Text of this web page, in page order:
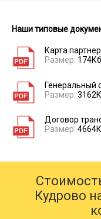
Наши типовые
Карта
Размер: 174Кб
Генеральный
Размер:
Договор
Размер:
Кудрово